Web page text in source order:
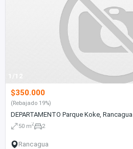
1/12
$350.000
(Rebajado 19%)
DEPARTAMENTO Parque Koke, Rancagua
50 m2 2
Rancagua